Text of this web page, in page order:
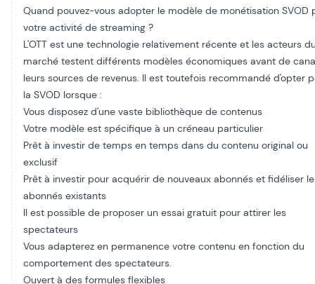
Quand pouvez-vous adopter le modèle de monétisation SVOD
votre activité de streaming ?
L'OTT est une technologie relativement récente et les acteurs
marché testent différents modèles économiques avant de
leurs sources de revenus. Il est toutefois recommandé d'opter
la SVOD lorsque :
Vous disposez d'une vaste bibliothèque de contenus
Votre modèle est spécifique à un créneau particulier
Prêt à investir de temps en temps dans du contenu original ou
exclusif
Prêt à investir pour acquérir de nouveaux abonnés et fidéliser
abonnés existants
Il est possible de proposer un essai gratuit pour attirer les
spectateurs
Vous adapterez en permanence votre contenu en fonction du
comportement des spectateurs.
Ouvert à des formules flexibles